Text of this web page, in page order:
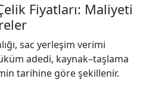
Fiyatları: Maliyeti
sac yerleşim verimi
adedi, kaynak–taşlama
tarihine göre şekillenir.